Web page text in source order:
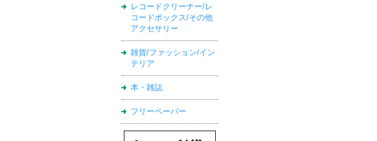
レコードクリーナー/レ
コードボックス/その他
アクセサリー
雑貨/ファッション/イン
テリア
本・雑誌
フリーペーパー